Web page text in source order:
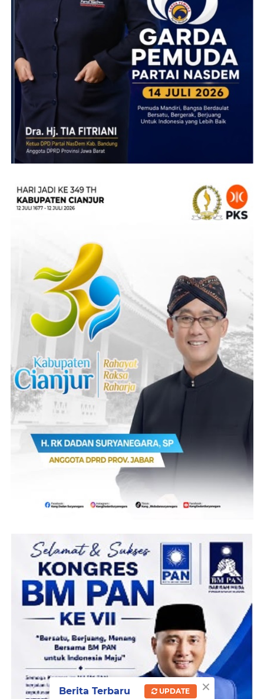
×
Berita Terbaru UPDATE